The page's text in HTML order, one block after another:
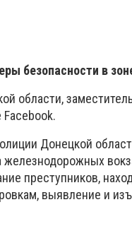
безопасности в
области,
Донецкой
преступников,
выявление и